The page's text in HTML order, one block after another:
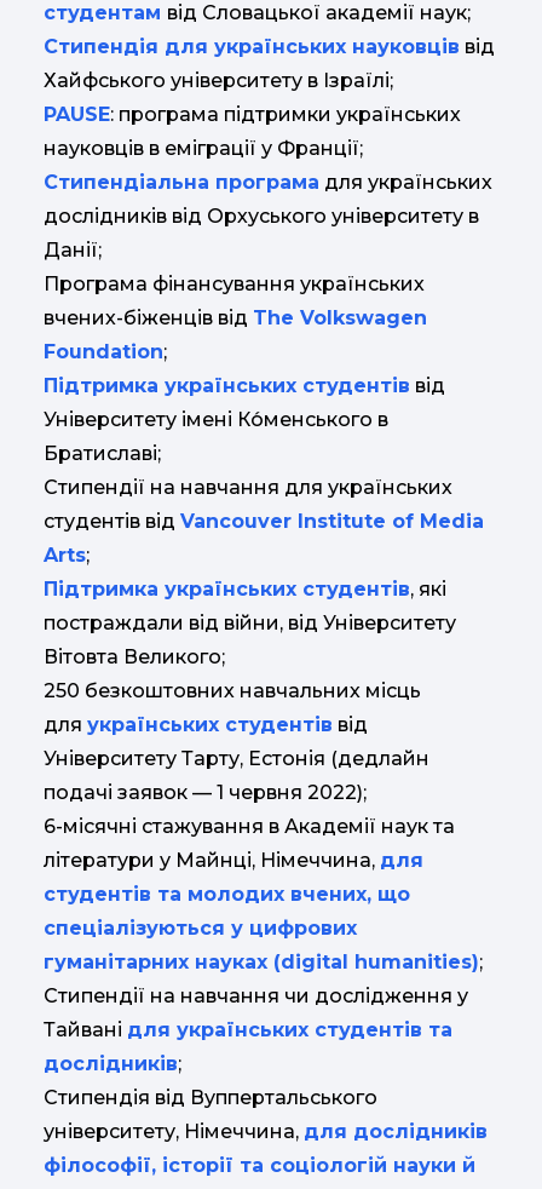
студентам від Словацької академії наук;
Стипендія для українських науковців від
Хайфського університету в Ізраїлі;
PAUSE: програма підтримки українських
науковців в еміграції у Франції;
Стипендіальна програма для українських
дослідників від Орхуського університету в
Данії;
Програма фінансування українських
вчених-біженців від The Volkswagen
Foundation;
Підтримка українських студентів від
Університету імені Ко́менського в
Братиславі;
Стипендії на навчання для українських
студентів від Vancouver Institute of Media
Arts;
Підтримка українських студентів, які
постраждали від війни, від Університету
Вітовта Великого;
250 безкоштовних навчальних місць
для українських студентів від
Університету Тарту, Естонія (дедлайн
подачі заявок — 1 червня 2022);
6-місячні стажування в Академії наук та
літератури у Майнці, Німеччина, для
студентів та молодих вчених, що
спеціалізуються у цифрових
гуманітарних науках (digital humanities);
Стипендії на навчання чи дослідження у
Тайвані для українських студентів та
дослідників;
Стипендія від Вуппертальського
університету, Німеччина, для дослідників
філософії, історії та соціологій науки й